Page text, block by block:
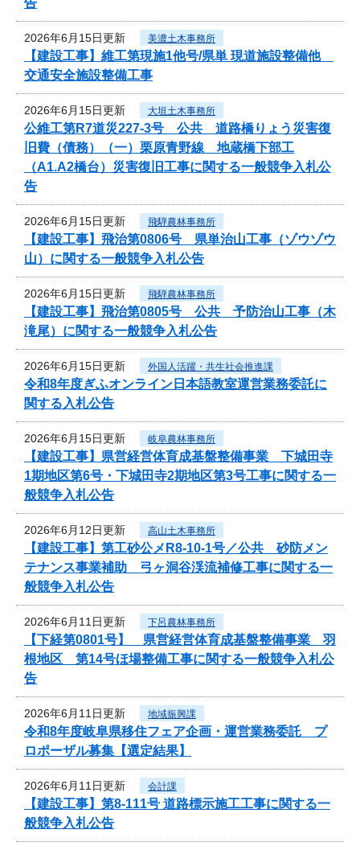
2026年6月15日更新 美濃土木事務所
【建設工事】維工第現施1他号/県単 現道施設整備他
交通安全施設整備工事
2026年6月15日更新 大垣土木事務所
公維工第R7道災227-3号 公共 道路橋りょう災害復
旧費（債務）（一）栗原青野線 地蔵橋下部工
（A1.A2橋台）災害復旧工事に関する一般競争入札公
告
2026年6月15日更新 飛騨農林事務所
【建設工事】飛治第0806号 県単治山工事（ゾウゾウ
山）に関する一般競争入札公告
2026年6月15日更新 飛騨農林事務所
【建設工事】飛治第0805号 公共 予防治山工事（木
滝尾）に関する一般競争入札公告
2026年6月15日更新 外国人活躍・共生社会推進課
令和8年度ぎふオンライン日本語教室運営業務委託に
関する入札公告
2026年6月15日更新 岐阜農林事務所
【建設工事】県営経営体育成基盤整備事業 下城田寺
1期地区第6号・下城田寺2期地区第3号工事に関する一
般競争入札公告
2026年6月12日更新 高山土木事務所
【建設工事】第工砂公メR8-10-1号／公共 砂防メン
テナンス事業補助 弓ヶ洞谷渓流補修工事に関する一
般競争入札公告
2026年6月11日更新 下呂農林事務所
【下経第0801号】 県営経営体育成基盤整備事業 羽
根地区 第14号ほ場整備工事に関する一般競争入札公
告
2026年6月11日更新 地域振興課
令和8年度岐阜県移住フェア企画・運営業務委託 プ
ロポーザル募集【選定結果】
2026年6月11日更新 会計課
【建設工事】第8-111号 道路標示施工工事に関する一
般競争入札公告